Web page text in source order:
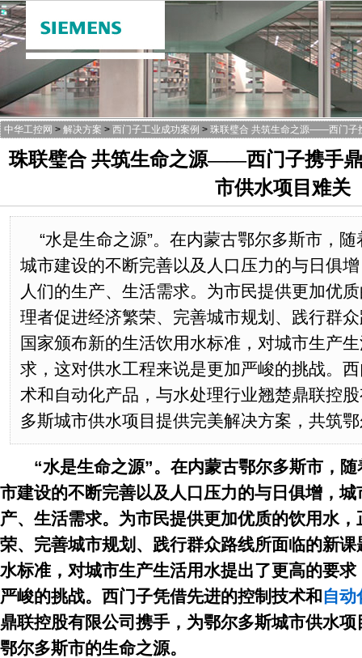
中华工控网 > 解决方案 > 西门子工业成功案例 > 珠联璧合 共筑生命之源——西门子
珠联璧合 共筑生命之源——西门子携手
市供水项目难关
“水是生命之源”。在内蒙古鄂尔多斯市，
城市建设的不断完善以及人口压力的与日俱
人们的生产、生活需求。为市民提供更加优
理者促进经济繁荣、完善城市规划、践行群
国家颁布新的生活饮用水标准，对城市生产
求，这对供水工程来说是更加严峻的挑战。
术和自动化产品，与水处理行业翘楚鼎联控
多斯城市供水项目提供完美解决方案，共筑
“水是生命之源”。在内蒙古鄂尔多斯市，
市建设的不断完善以及人口压力的与日俱增，
产、生活需求。为市民提供更加优质的饮用水
荣、完善城市规划、践行群众路线所面临的新
水标准，对城市生产生活用水提出了更高的要
严峻的挑战。西门子凭借先进的控制技术和自动
鼎联控股有限公司携手，为鄂尔多斯城市供水
鄂尔多斯市的生命之源。